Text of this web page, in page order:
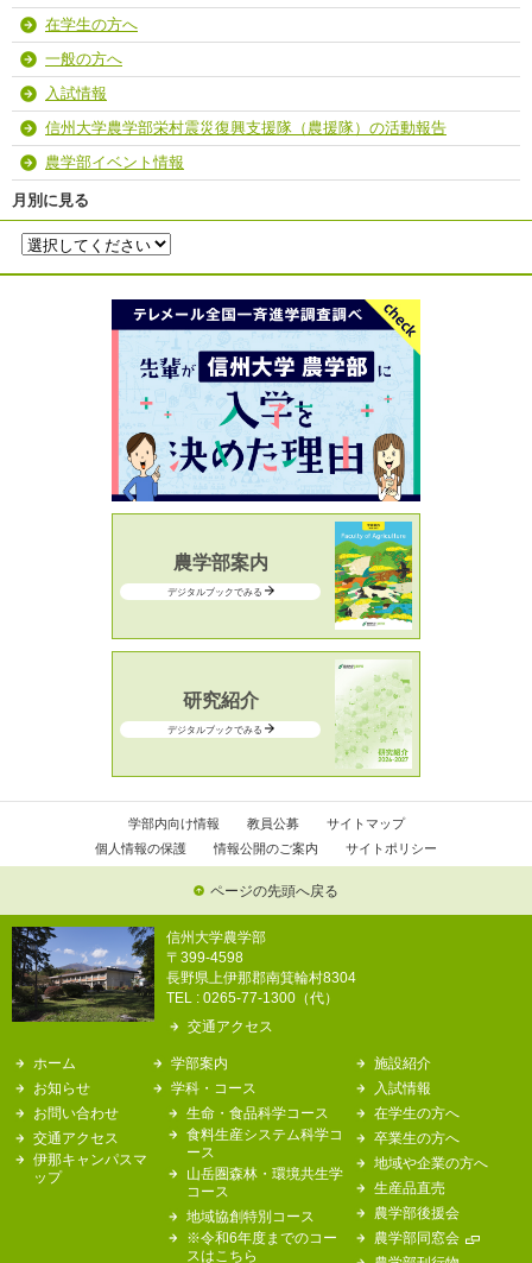
在学生の方へ
一般の方へ
入試情報
信州大学農学部栄村震災復興支援隊（農援隊）の活動報告
農学部イベント情報
月別に見る
農学部案内
デジタルブックでみる
研究紹介
デジタルブックでみる
学部内向け情報 教員公募
サイトマップ
個人情報の保護
情報公開のご案内 サイトポリシー
ページの先頭へ戻る
信州大学農学部
〒399-4598
長野県上伊那郡南箕輪村8304
TEL : 0265-77-1300（代）
交通アクセス
ホーム
お知らせ
お問い合わせ
交通アクセス
伊那キャンパスマ
ップ
学部案内
学科・コース
生命・食品科学コース
食料生産システム科学コ
ース
山岳圏森林・環境共生学
コース
地域協創特別コース
※令和6年度までのコー
スはこちら
施設紹介
入試情報
在学生の方へ
卒業生の方へ
地域や企業の方へ
生産品直売
農学部後援会
農学部同窓会